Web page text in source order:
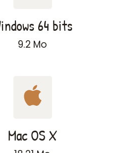
64 bits
9.2 Mo
Mac OS X